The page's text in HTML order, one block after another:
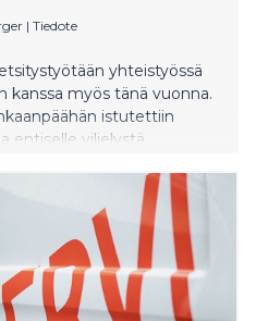
| Tiedote
yhteistyössä
kanssa myös tänä vuonna.
istutettiin
entiselle viljelystä
ja lisää